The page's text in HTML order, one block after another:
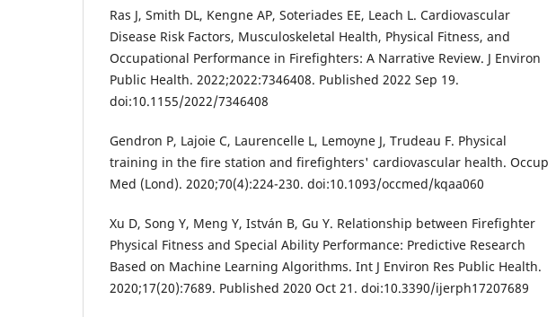
Ras J, Smith DL, Kengne AP, Soteriades EE, Leach L. Cardiovascular
Disease Risk Factors, Musculoskeletal Health, Physical Fitness, and
Occupational Performance in Firefighters: A Narrative Review. J Environ
Public Health. 2022;2022:7346408. Published 2022 Sep 19.
doi:10.1155/2022/7346408
Gendron P, Lajoie C, Laurencelle L, Lemoyne J, Trudeau F. Physical
training in the fire station and firefighters' cardiovascular health. Occup
Med (Lond). 2020;70(4):224-230. doi:10.1093/occmed/kqaa060
Xu D, Song Y, Meng Y, István B, Gu Y. Relationship between Firefighter
Physical Fitness and Special Ability Performance: Predictive Research
Based on Machine Learning Algorithms. Int J Environ Res Public Health.
2020;17(20):7689. Published 2020 Oct 21. doi:10.3390/ijerph17207689